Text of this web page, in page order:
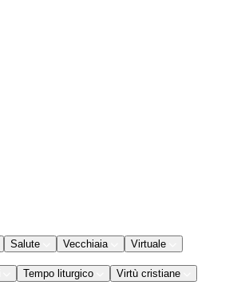
Salute Vecchiaia Virtuale
Tempo liturgico Virtù cristiane